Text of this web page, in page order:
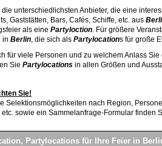
unterschiedlichsten Anbieter, die eine
Gaststätten, Bars, Cafés, Schiffe, etc. aus
als eine Partyloction. Für größere
in Berlin, die sich als Partylocations für große
für viele Personen und zu welchem Anlass Sie
Sie Partylocations in allen Größen und
Sie!
Selektionsmöglichkeiten nach Region,
etc. sowie ein Sammelanfrage-Formular finden
Partylocations für Ihre Feier in